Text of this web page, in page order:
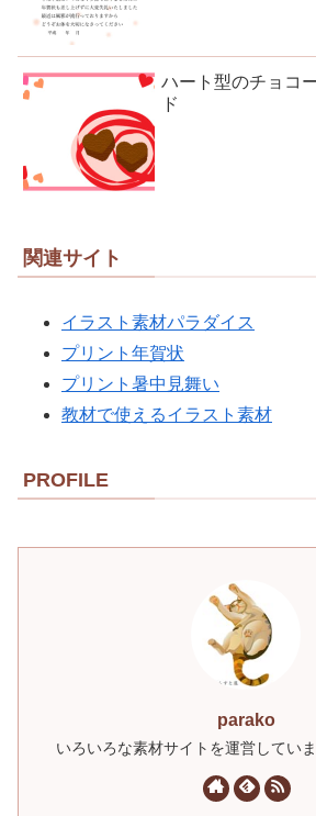
ハート型のチョコ
ド
関連サイト
イラスト素材パラダイス
プリント年賀状
プリント暑中見舞い
教材で使えるイラスト素材
PROFILE
parako
いろいろな素材サイトを運営していま